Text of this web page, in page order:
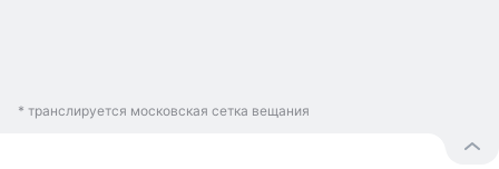
* транслируется московская сетка вещания